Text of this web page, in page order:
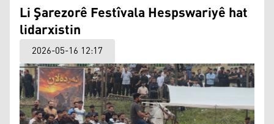
Li Şarezorê Festîvala Hespswariyê hat
lidarxistin
2026-05-16 12:17